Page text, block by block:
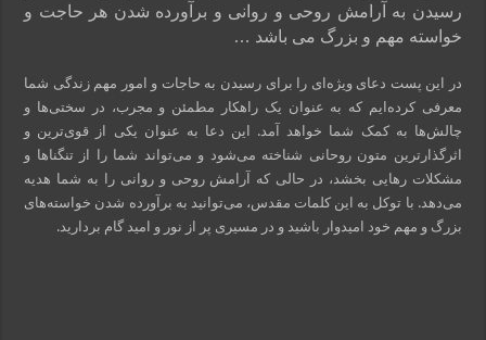
رسیدن به آرامش روحی و روانی و برآورده شدن هر حاجت و
خواسته مهم و بزرگ می باشد …
در این پست دعای ویژه‌ای را برای رسیدن به حاجات و امور مهم زندگی شما
معرفی کرده‌ایم که به عنوان یک راهکار مطمئن و مجرب، در سختی‌ها و
چالش‌ها به کمک شما خواهد آمد. این دعا به عنوان یکی از قوی‌ترین و
اثرگذارترین متون روحانی شناخته می‌شود و می‌تواند شما را از تنگناها و
مشکلات رهایی بخشد، در حالی که آرامش روحی و روانی را به شما هدیه
می‌دهد. با توکل به این کلمات مقدس، می‌توانید به برآورده شدن خواسته‌های
بزرگ و مهم خود امیدوار باشید و در مسیری پر از نور و امید گام بردارید.